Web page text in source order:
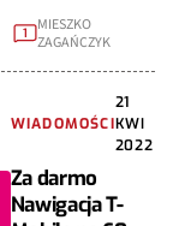
1
MIESZKO
ZAGAŃCZYK
WIADOMOŚCI
21
KWI
2022
Za darmo
Nawigacja T-